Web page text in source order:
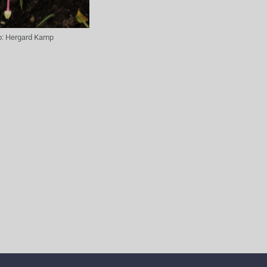
Hergard Kamp